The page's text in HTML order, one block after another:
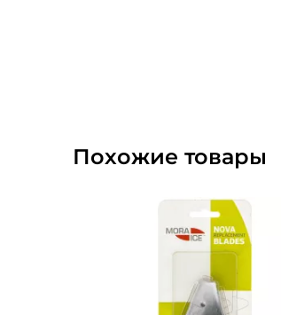
Похожие товары